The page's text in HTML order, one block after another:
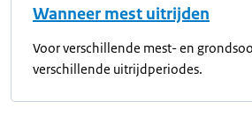
Wanneer mest uitrijden
Voor verschillende mest- en
verschillende uitrijdperiodes.